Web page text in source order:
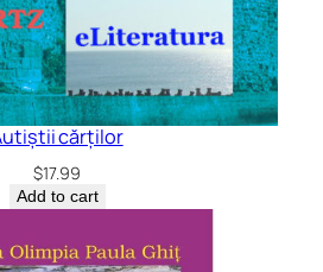
cărților
$17.99
Add to cart